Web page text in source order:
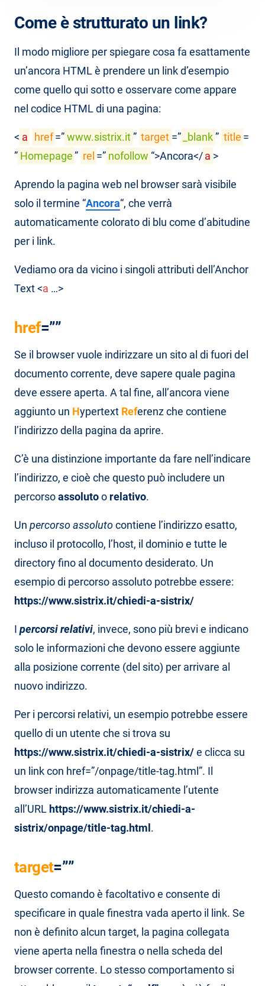
Come è strutturato un link?
Il modo migliore per spiegare cosa fa esattamente
un’ancora HTML è prendere un link d’esempio
come quello qui sotto e osservare come appare
nel codice HTML di una pagina:
< a href =”www.sistrix.it” target =” _blank” title =
” Homepage” rel =” nofollow “>Ancora</ a >
Aprendo la pagina web nel browser sarà visibile
solo il termine “Ancora“, che verrà
automaticamente colorato di blu come d’abitudine
per i link.
Vediamo ora da vicino i singoli attributi dell’Anchor
Text <a …>
href=””
Se il browser vuole indirizzare un sito al di fuori del
documento corrente, deve sapere quale pagina
deve essere aperta. A tal fine, all’ancora viene
aggiunto un Hypertext Referenz che contiene
l’indirizzo della pagina da aprire.
C’è una distinzione importante da fare nell’indicare
l’indirizzo, e cioè che questo può includere un
percorsoassolutoo relativo.
Un percorso assolutocontiene l’indirizzo esatto,
incluso il protocollo, l’host, il dominio e tutte le
directory fino al documento desiderato. Un
esempio di percorso assoluto potrebbe essere:
https://www.sistrix.it/chiedi-a-sistrix/
I percorsi relativi, invece, sono più brevi e indicano
solo le informazioni che devono essere aggiunte
alla posizione corrente (del sito) per arrivare al
nuovo indirizzo.
Per i percorsi relativi, un esempio potrebbe essere
quello di un utente che si trova su
https://www.sistrix.it/chiedi-a-sistrix/e clicca su
un link con href=”/onpage/title-tag.html”. Il
browser indirizza automaticamente l’utente
all’URL https://www.sistrix.it/chiedi-a-
sistrix/onpage/title-tag.html .
target=””
Questo comando è facoltativo e consente di
specificare in quale finestra vada aperto il link. Se
non è definito alcun target, la pagina collegata
viene aperta nella finestra o nella scheda del
browser corrente. Lo stesso comportamento si